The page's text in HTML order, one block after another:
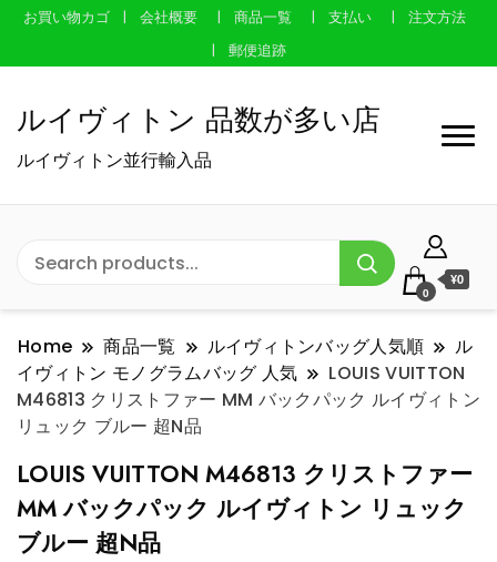
お買い物カゴ 会社概要 商品一覧 支払い
注文方法
郵便追跡
ルイヴィトン 品数が多い店
ルイヴィトン並行輸入品
0
¥0
Home 商品一覧 ルイヴィトンバッグ人気順
ル
イヴィトン モノグラムバッグ 人気
LOUIS VUITTON
M46813 クリストファー MM バックパック ルイヴィトン
リュック ブルー 超N品
LOUIS VUITTON M46813 クリストファー
MM バックパック ルイヴィトン リュック
ブルー 超N品